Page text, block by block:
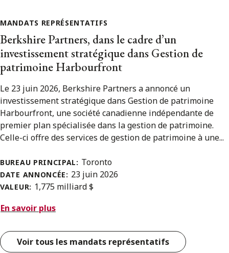
MANDATS REPRÉSENTATIFS
Berkshire Partners, dans le cadre d’un
investissement stratégique dans Gestion de
patrimoine Harbourfront
Le 23 juin 2026, Berkshire Partners a annoncé un
investissement stratégique dans Gestion de patrimoine
Harbourfront, une société canadienne indépendante de
premier plan spécialisée dans la gestion de patrimoine.
Celle-ci offre des services de gestion de patrimoine à une...
BUREAU PRINCIPAL: Toronto
DATE ANNONCÉE: 23 juin 2026
VALEUR: 1,775 milliard $
En savoir plus
Voir tous les mandats représentatifs